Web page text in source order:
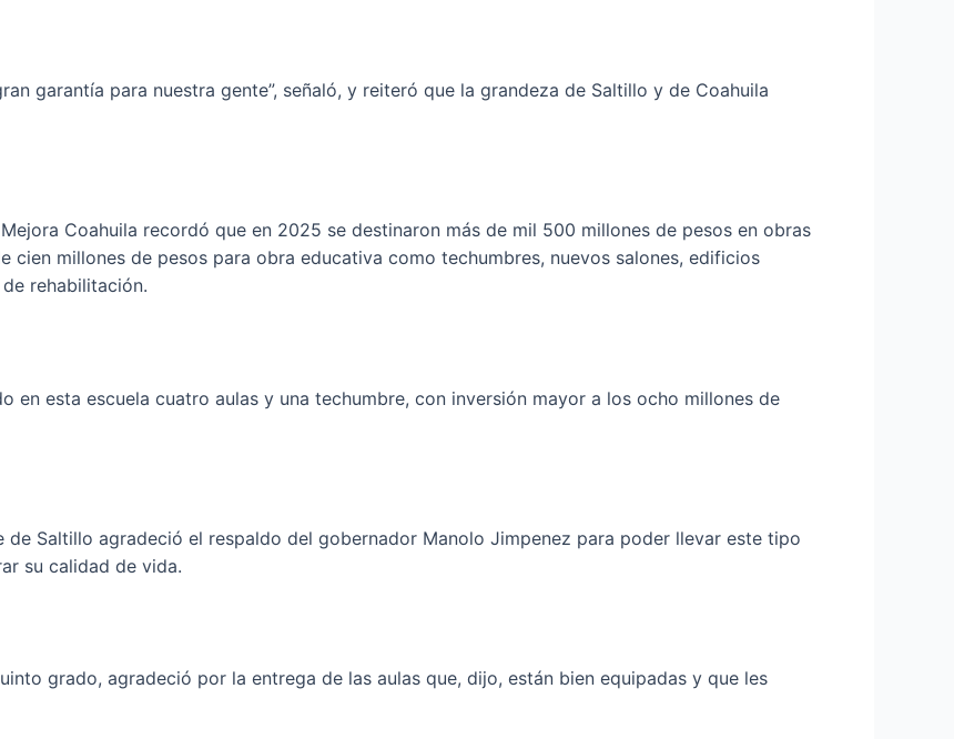
garantía para nuestra gente”, señaló, y reiteró que la grandeza de Saltillo y de Coahuila
Coahuila recordó que en 2025 se destinaron más de mil 500 millones de pesos en obras
cien millones de pesos para obra educativa como techumbres, nuevos salones, edificios
rehabilitación.
en esta escuela cuatro aulas y una techumbre, con inversión mayor a los ocho millones de
de Saltillo agradeció el respaldo del gobernador Manolo Jimpenez para poder llevar este tipo
su calidad de vida.
grado, agradeció por la entrega de las aulas que, dijo, están bien equipadas y que les